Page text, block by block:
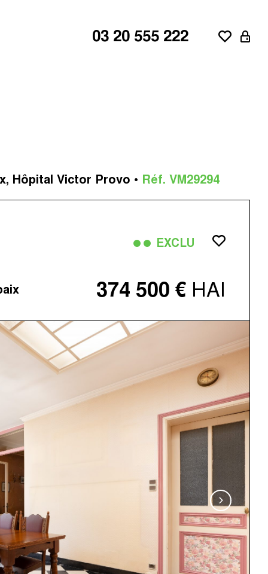
03 20 555 222
Hôpital Victor Provo • Réf. VM29294
EXCLU
374 500 € HAI